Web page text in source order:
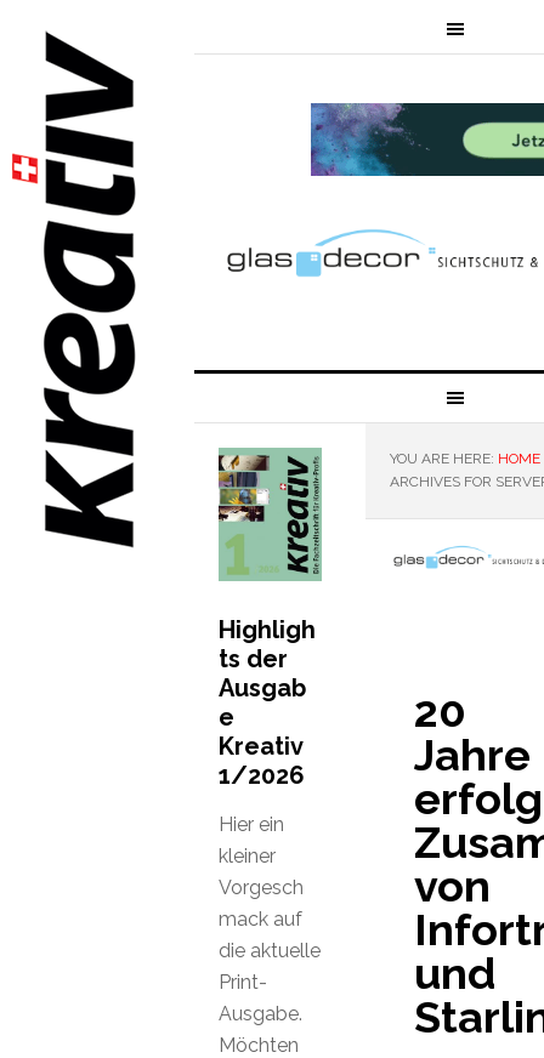
YOU ARE HERE: HOME
ARCHIVES FOR
20
Jahre
von
und
Highligh
ts der
Ausgab
e
Kreativ
1/2026
Hier ein
kleiner
Vorgesch
mack auf
die aktuelle
Print-
Ausgabe.
Möchten